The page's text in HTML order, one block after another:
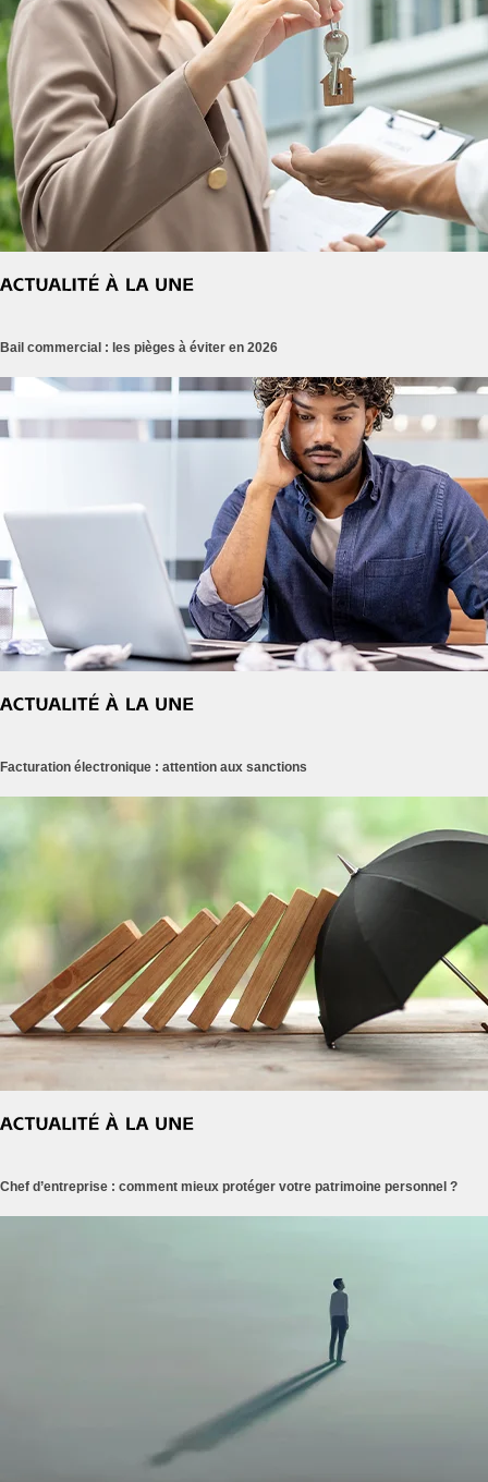
Bail commercial : les pièges à éviter en 2026
Facturation électronique : attention aux sanctions
Chef d’entreprise : comment mieux protéger votre patrimoine personnel ?